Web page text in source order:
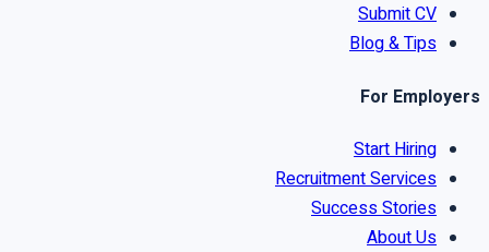
Submit CV
Blog & Tips
For Employers
Start Hiring
Recruitment Services
Success Stories
About Us